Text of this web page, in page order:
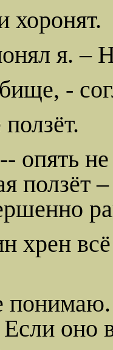
хоронят.
я. –
-
опять
ползёт
хрен
оно